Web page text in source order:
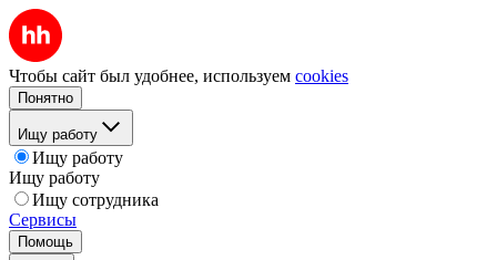
Чтобы сайт был удобнее, используем cookies
Понятно
Ищу работу
Ищу работу
Ищу работу
Ищу сотрудника
Сервисы
Помощь